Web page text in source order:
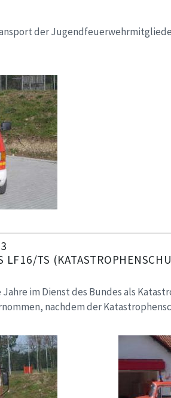
der
LF16/TS
Jahre im Dienst des Bundes als
nachdem der